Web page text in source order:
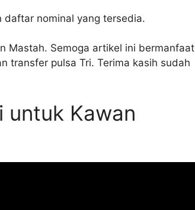
daftar nominal yang tersedia.
Mastah. Semoga artikel ini bermanfaat
transfer pulsa Tri. Terima kasih sudah
untuk Kawan